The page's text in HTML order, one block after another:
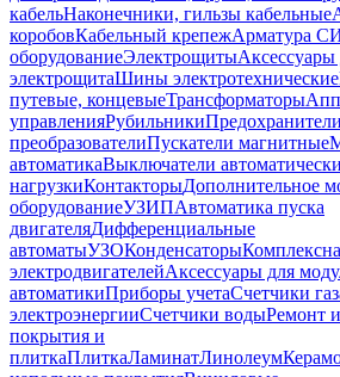
кабельНаконечники, гильзы кабельные
коробовКабельный крепежАрматура
оборудованиеЭлектрощитыАксессуары
электрощитаШины электротехнические
путевые, концевыеТрансформаторы
управленияРубильникиПредохранители
преобразователиПускатели магнитные
автоматикаВыключатели
нагрузкиКонтакторыДополнительное
оборудованиеУЗИПАвтоматика пуска
двигателяДифференциальные
автоматыУЗОКонденсаторы
электродвигателейАксессуары для
автоматикиПриборы учетаСчетчики
электроэнергииСчетчики водыРемонт
покрытия и
плиткаПлиткаЛаминатЛинолеум